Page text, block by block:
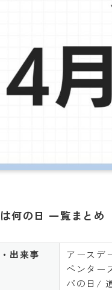
何の日 一覧まとめ
出来事
アースデ
ペンター
パの日/